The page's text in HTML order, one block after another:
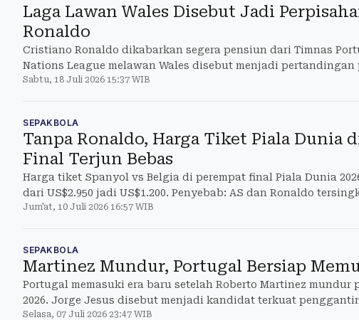
Laga Lawan Wales Disebut Jadi
Ronaldo
Cristiano Ronaldo dikabarkan segera pensiun dari Timnas
Nations League melawan Wales disebut menjadi
megabintan
Sabtu, 18 Juli 2026 15:37 WIB
SEPAKBOLA
Tanpa Ronaldo, Harga Tiket Piala Dunia
Final Terjun Bebas
Harga tiket Spanyol vs Belgia di perempat final Piala Dunia
dari US$2.950 jadi US$1.200. Penyebab: AS dan Ronaldo
Jum'at, 10 Juli 2026 16:57 WIB
SEPAKBOLA
Martinez Mundur, Portugal Bersiap
Portugal memasuki era baru setelah Roberto Martinez mundur
2026. Jorge Jesus disebut menjadi kandidat terkuat
Selasa, 07 Juli 2026 23:47 WIB